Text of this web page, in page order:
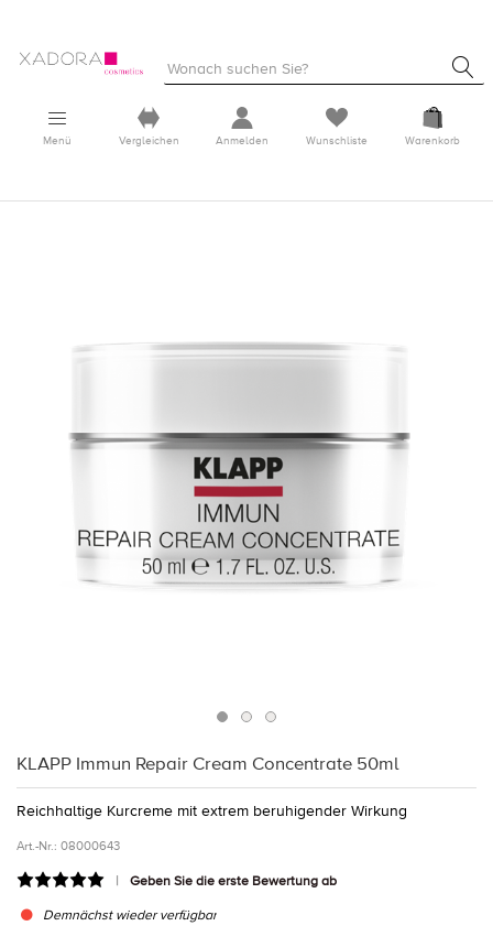
Menü Vergleichen Anmelden Wunschliste Warenkorb
KLAPP Immun Repair Cream Concentrate 50ml
Reichhaltige Kurcreme mit extrem beruhigender Wirkung
Art.-Nr.: 08000643
Geben Sie die erste Bewertung ab
Demnächst wieder verfügbar